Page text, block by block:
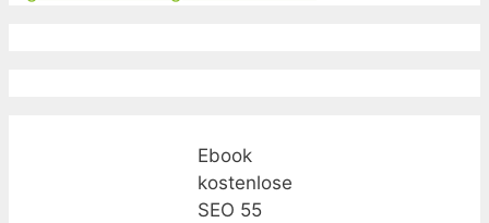
Ebook
kostenlose
SEO 55